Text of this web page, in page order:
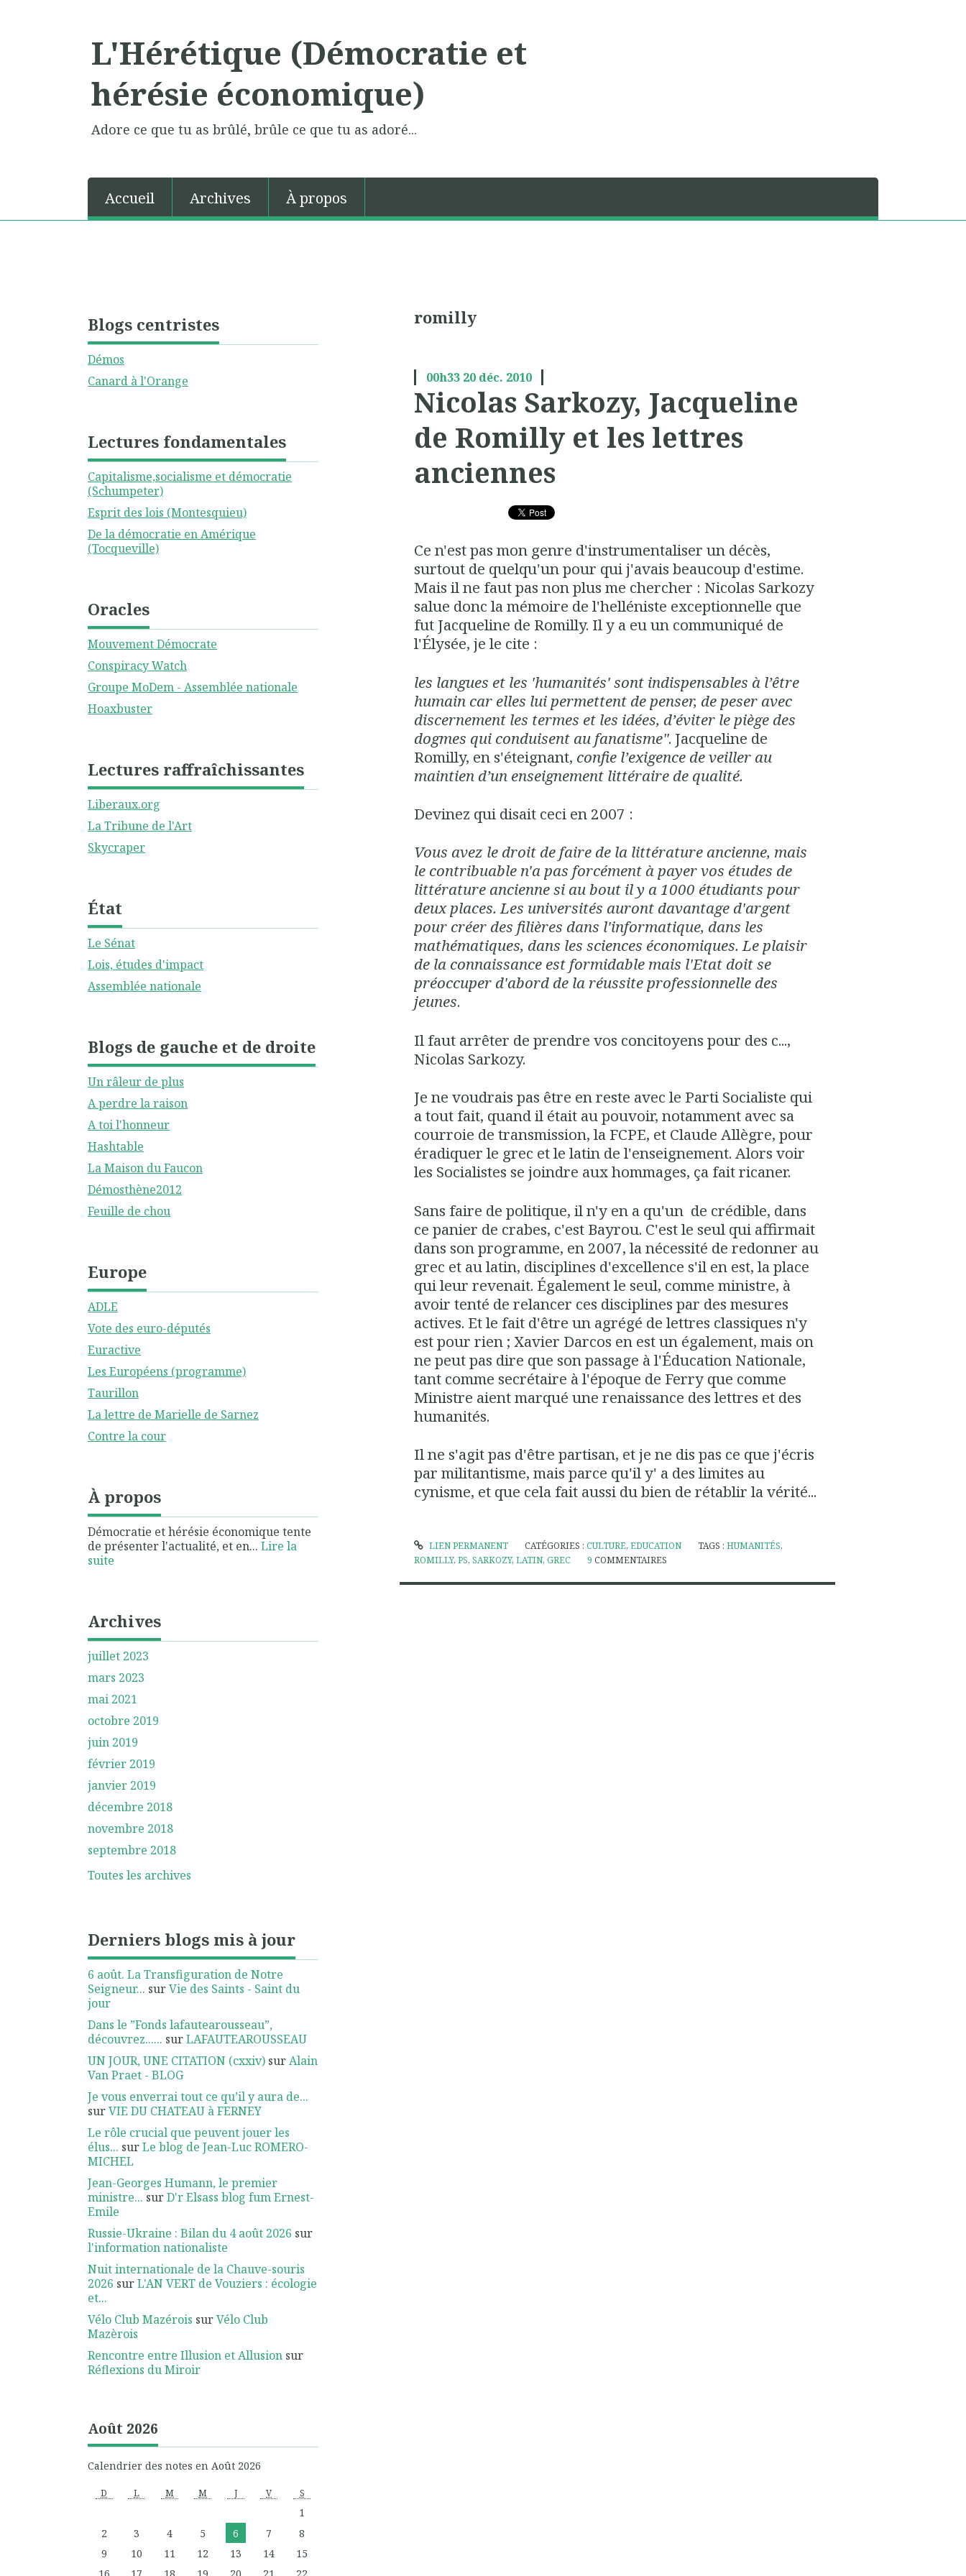
L'Hérétique (Démocratie et
hérésie économique)
Adore ce que tu as brûlé, brûle ce que tu as adoré...
Accueil Archives À propos
Blogs centristes
Démos
Canard à l'Orange
Lectures fondamentales
Capitalisme,socialisme et démocratie
(Schumpeter)
Esprit des lois (Montesquieu)
De la démocratie en Amérique
(Tocqueville)
Oracles
Mouvement Démocrate
Conspiracy Watch
Groupe MoDem - Assemblée nationale
Hoaxbuster
Lectures raffraîchissantes
Liberaux.org
La Tribune de l'Art
Skycraper
État
Le Sénat
Lois, études d'impact
Assemblée nationale
Blogs de gauche et de droite
Un râleur de plus
A perdre la raison
A toi l'honneur
Hashtable
La Maison du Faucon
Démosthène2012
Feuille de chou
Europe
ADLE
Vote des euro-députés
Euractive
Les Européens (programme)
Taurillon
La lettre de Marielle de Sarnez
Contre la cour
À propos
Démocratie et hérésie économique tente
de présenter l'actualité, et en... Lire la
suite
Archives
juillet 2023
mars 2023
mai 2021
octobre 2019
juin 2019
février 2019
janvier 2019
décembre 2018
novembre 2018
septembre 2018
Toutes les archives
Derniers blogs mis à jour
6 août. La Transfiguration de Notre
Seigneur... surVie des Saints - Saint du
jour
Dans le ”Fonds lafautearousseau”,
découvrez...... surLAFAUTEAROUSSEAU
UN JOUR, UNE CITATION (cxxiv) surAlain
Van Praet - BLOG
Je vous enverrai tout ce qu’il y aura de...
surVIE DU CHATEAU à FERNEY
Le rôle crucial que peuvent jouer les
élus... surLe blog de Jean-Luc ROMERO-
MICHEL
Jean-Georges Humann, le premier
ministre... surD'r Elsass blog fum Ernest-
Emile
Russie-Ukraine : Bilan du 4 août 2026 sur
l'information nationaliste
Nuit internationale de la Chauve-souris
2026 surL'AN VERT de Vouziers : écologie
et...
Vélo Club Mazérois surVélo Club
Mazèrois
Rencontre entre Illusion et Allusion sur
Réflexions du Miroir
Août 2026
Calendrier des notes en Août 2026
D L M M J V S
1
2
3 4 5 6 7
8
9
10 11 12 13 14
15
romilly
00h33 20 déc. 2010
Nicolas Sarkozy, Jacqueline
de Romilly et les lettres
anciennes
Ce n'est pas mon genre d'instrumentaliser un décès,
surtout de quelqu'un pour qui j'avais beaucoup d'estime.
Mais il ne faut pas non plus me chercher : Nicolas Sarkozy
salue donc la mémoire de l'helléniste exceptionnelle que
fut Jacqueline de Romilly. Il y a eu un communiqué de
l'Élysée, je le cite :
les langues et les 'humanités' sont indispensables à l’être
humain car elles lui permettent de penser, de peser avec
discernement les termes et les idées, d’éviter le piège des
dogmes qui conduisent au fanatisme". Jacqueline de
Romilly, en s'éteignant, confie l’exigence de veiller au
maintien d’un enseignement littéraire de qualité.
Devinez qui disait ceci en 2007 :
Vous avez le droit de faire de la littérature ancienne, mais
le contribuable n'a pas forcément à payer vos études de
littérature ancienne si au bout il y a 1000 étudiants pour
deux places. Les universités auront davantage d'argent
pour créer des filières dans l'informatique, dans les
mathématiques, dans les sciences économiques. Le plaisir
de la connaissance est formidable mais l'Etat doit se
préoccuper d'abord de la réussite professionnelle des
jeunes.
Il faut arrêter de prendre vos concitoyens pour des c...,
Nicolas Sarkozy.
Je ne voudrais pas être en reste avec le Parti Socialiste qui
a tout fait, quand il était au pouvoir, notamment avec sa
courroie de transmission, la FCPE, et Claude Allègre, pour
éradiquer le grec et le latin de l'enseignement. Alors voir
les Socialistes se joindre aux hommages, ça fait ricaner.
Sans faire de politique, il n'y en a qu'un de crédible, dans
ce panier de crabes, c'est Bayrou. C'est le seul qui affirmait
dans son programme, en 2007, la nécessité de redonner au
grec et au latin, disciplines d'excellence s'il en est, la place
qui leur revenait. Également le seul, comme ministre, à
avoir tenté de relancer ces disciplines par des mesures
actives. Et le fait d'être un agrégé de lettres classiques n'y
est pour rien ; Xavier Darcos en est un également, mais on
ne peut pas dire que son passage à l'Éducation Nationale,
tant comme secrétaire à l'époque de Ferry que comme
Ministre aient marqué une renaissance des lettres et des
humanités.
Il ne s'agit pas d'être partisan, et je ne dis pas ce que j'écris
par militantisme, mais parce qu'il y' a des limites au
cynisme, et que cela fait aussi du bien de rétablir la vérité...
LIEN PERMANENT CATÉGORIES : CULTURE, EDUCATION TAGS : HUMANITÉS,
ROMILLY,PS,SARKOZY,LATIN,GREC 9 COMMENTAIRES